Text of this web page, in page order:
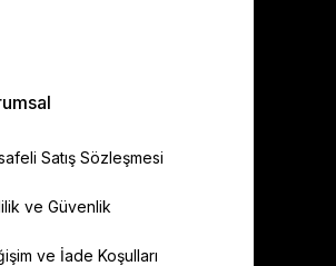
Satış Sözleşmesi
ve Güvenlik
ve İade Koşulları